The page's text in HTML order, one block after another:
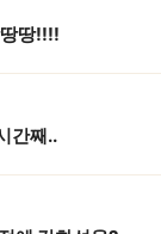
땅!!!!
간째..